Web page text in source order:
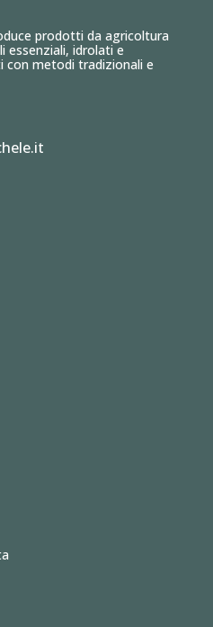
prodotti da agricoltura
essenziali, idrolati e
con metodi tradizionali e